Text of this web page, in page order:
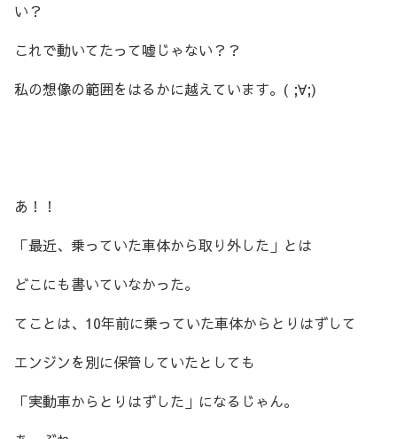
い？
これで動いてたって嘘じゃない？？
私の想像の範囲をはるかに越えています。( ;∀;)
あ！！
「最近、乗っていた車体から取り外した」とは
どこにも書いていなかった。
てことは、10年前に乗っていた車体からとりはずして
エンジンを別に保管していたとしても
「実動車からとりはずした」になるじゃん。